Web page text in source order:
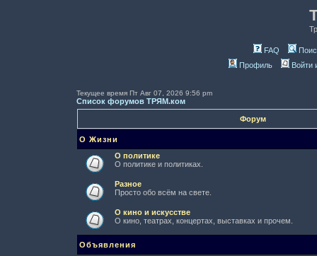
FAQ
Профиль
Войти
Текущее время Пт Авг 07, 2026 9:56 pm
Список форумов ТРЯМ.ком
Форум
О Жизни
О политике
О политике и политиках.
Разное
Просто обо всём на свете.
О кино и искусстве
О кино, театрах, концертах, выставках и прочем.
Объявления